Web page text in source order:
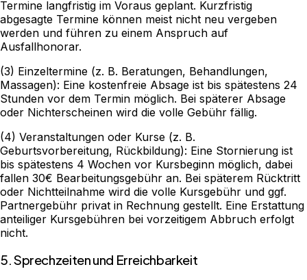
Termine langfristig im Voraus geplant. Kurzfristig
abgesagte Termine können meist nicht neu vergeben
werden und führen zu einem Anspruch auf
Ausfallhonorar.
(3) Einzeltermine (z. B. Beratungen, Behandlungen,
Massagen): Eine kostenfreie Absage ist bis spätestens 24
Stunden vor dem Termin möglich. Bei späterer Absage
oder Nichterscheinen wird die volle Gebühr fällig.
(4) Veranstaltungen oder Kurse (z. B.
Geburtsvorbereitung, Rückbildung): Eine Stornierung ist
bis spätestens 4 Wochen vor Kursbeginn möglich, dabei
fallen 30€ Bearbeitungsgebühr an. Bei späterem Rücktritt
oder Nichtteilnahme wird die volle Kursgebühr und ggf.
Partnergebühr privat in Rechnung gestellt. Eine Erstattung
anteiliger Kursgebühren bei vorzeitigem Abbruch erfolgt
nicht.
5. Sprechzeiten und Erreichbarkeit